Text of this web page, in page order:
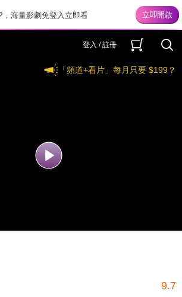
，海量影劇免登入立即看
登入 / 註冊
「頻道+看片」每月只要 $199？
9.7